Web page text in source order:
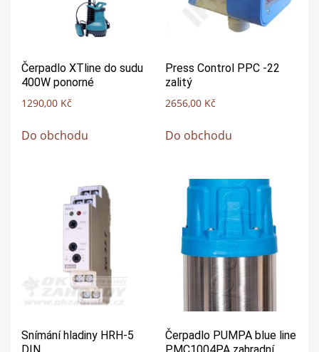
Čerpadlo XTline do sudu
400W ponorné
1290,00 Kč
Do obchodu
Press Control PPC -22
zalitý
2656,00 Kč
Do obchodu
Snímání hladiny HRH-5
Čerpadlo PUMPA blue line